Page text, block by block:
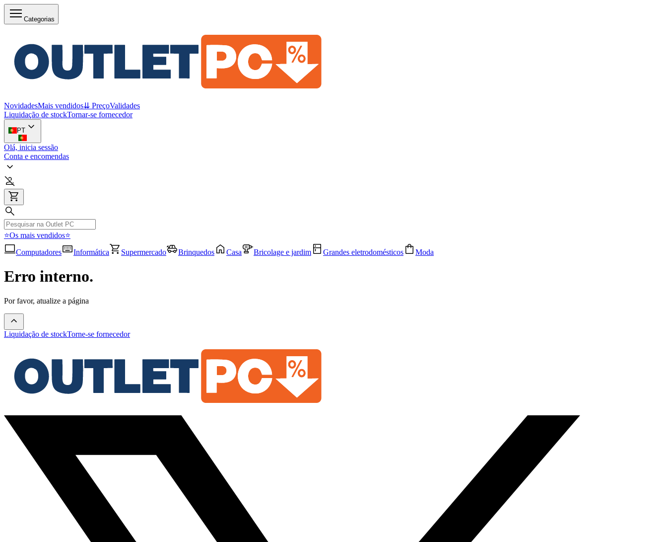
Categorias
NovidadesMais vendidos⇊ PreçoValidades
Liquidação de stockTornar-se fornecedor
PT
Olá, inicia sessão
Conta e encomendas
⭐Os mais vendidos⭐
Computadores
Informática Supermercado Brinquedos Casa Bricolage e jardim Grandes eletrodomésticos Moda
Erro interno.
Por favor, atualize a página
Liquidação de stockTorne-se fornecedor